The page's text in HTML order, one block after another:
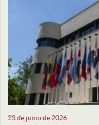
23 de junio de 2026